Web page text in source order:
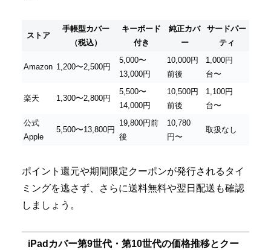
ストア
手帳型カバー
（税込）
キーボード
付き
純正カバ
ー
サードパー
ティ
Amazon 1,200〜2,500円
5,000〜
13,000円
10,000円
前後
1,000円
台〜
楽天 1,300〜2,800円
5,500〜
14,000円
10,500円
前後
1,100円
台〜
公式
Apple
5,500〜13,800円
19,800円前
後
10,780
円〜
取扱なし
ポイント還元や期間限定クーポンが発行されるタイ
ミングを逃さず、さらに送料無料や翌日配送も確認
しましょう。
iPadカバー第9世代・第10世代の価格推移とクー